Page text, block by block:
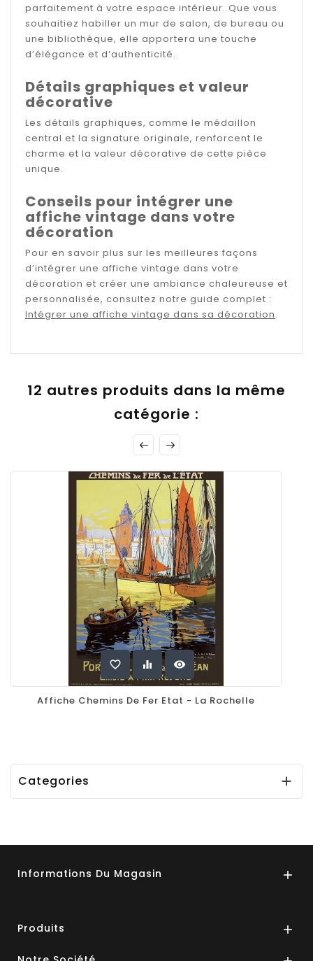
parfaitement à votre espace intérieur. Que vous
souhaitiez habiller un mur de salon, de bureau ou
une bibliothèque, elle apportera une touche
d’élégance et d’authenticité.
Détails graphiques et valeur
décorative
Les détails graphiques, comme le médaillon
central et la signature originale, renforcent le
charme et la valeur décorative de cette pièce
unique.
Conseils pour intégrer une
affiche vintage dans votre
décoration
Pour en savoir plus sur les meilleures façons
d’intégrer une affiche vintage dans votre
décoration et créer une ambiance chaleureuse et
personnalisée, consultez notre guide complet :
Intégrer une affiche vintage dans sa décoration.
12 autres produits dans la même
catégorie :
favorite_border equalizer visibility
Affiche Chemins De Fer Etat - La Rochelle
Categories 
Informations Du Magasin 
Produits 